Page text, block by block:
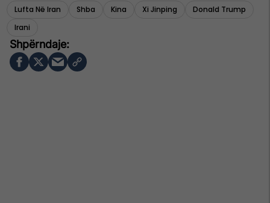
Lufta Në Iran Shba Kina Xi Jinping
Donald Trump
Irani